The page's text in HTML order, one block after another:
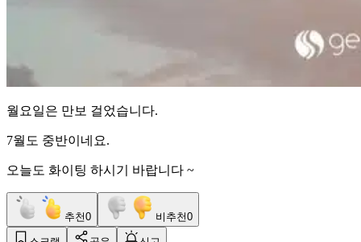
월요일은 만보 걸었습니다.
7월도 중반이네요.
오늘도 화이팅 하시기 바랍니다 ~
추천0 비추천0